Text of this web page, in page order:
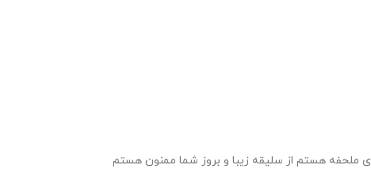
ملحفه هستم از سلیقه زیبا و بروز شما ممنون هستم